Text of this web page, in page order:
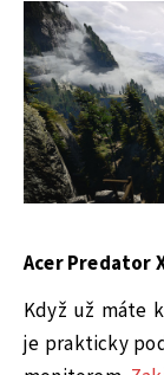
Acer Predator
Když už máte
je prakticky